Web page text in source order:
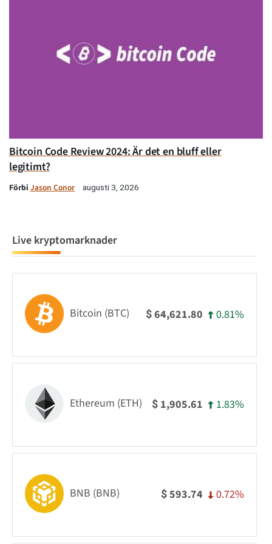
Bitcoin Code Review 2024: Är det en bluff eller
legitimt?
Förbi Jason Conor augusti 3, 2026
Live kryptomarknader
Bitcoin (BTC) $64,621.80 0.81%
Ethereum (ETH) $ 1,905.61 1.83%
BNB (BNB) $593.74 0.72%